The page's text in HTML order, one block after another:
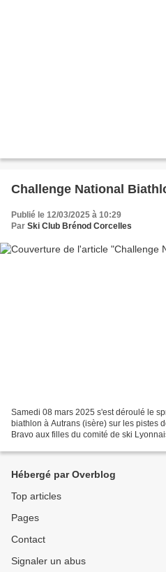
Challenge National
Publié le 12/03/2025 à 10:29
Par Ski Club Brénod Corcelles
Samedi 08 mars 2025 s'est déroulé le
biathlon à Autrans (isère) sur les pistes
Bravo aux filles du comité de ski
Hébergé par Overblog
Top articles
Pages
Contact
Signaler un abus